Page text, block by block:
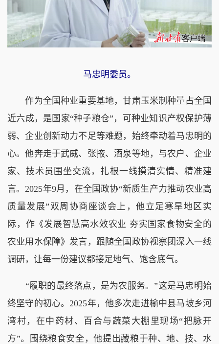
马忠明委员。
作为全国种业重要基地，甘肃玉米制种量占全国
近六成，是国家“种子粮仓”，可种业知识产权保护薄
弱、企业创新动力不足等难题，始终牵动着马忠明的
心。他奔走于武威、张掖、酒泉等地，与农户、企业
家、技术员围坐交流，扎根一线摸清实情、精准建
言。2025年9月，在全国政协“新质生产力推动农业高
质量发展”双周协商座谈会上，他立足寒旱地区实
际，作《发展智慧高水效农业 夯实国家食物安全的
农业用水保障》发言，跟随全国政协视察团深入一线
调研，让每一份建议都接足地气、饱含底气。
“履职的最终落点，是为农服务。”这是马忠明始
终坚守的初心。2025年，他多次走进榆中县马坡乡河
湾村，在中药材、百合与蔬菜大棚里现场“把脉开
方”。围绕粮食安全，他提出藏粮于种、地、技、水